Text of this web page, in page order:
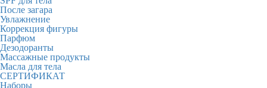
После загара
Увлажнение
Коррекция фигуры
Парфюм
Дезодоранты
Массажные продукты
Масла для тела
СЕРТИФИКАТ
Наборы